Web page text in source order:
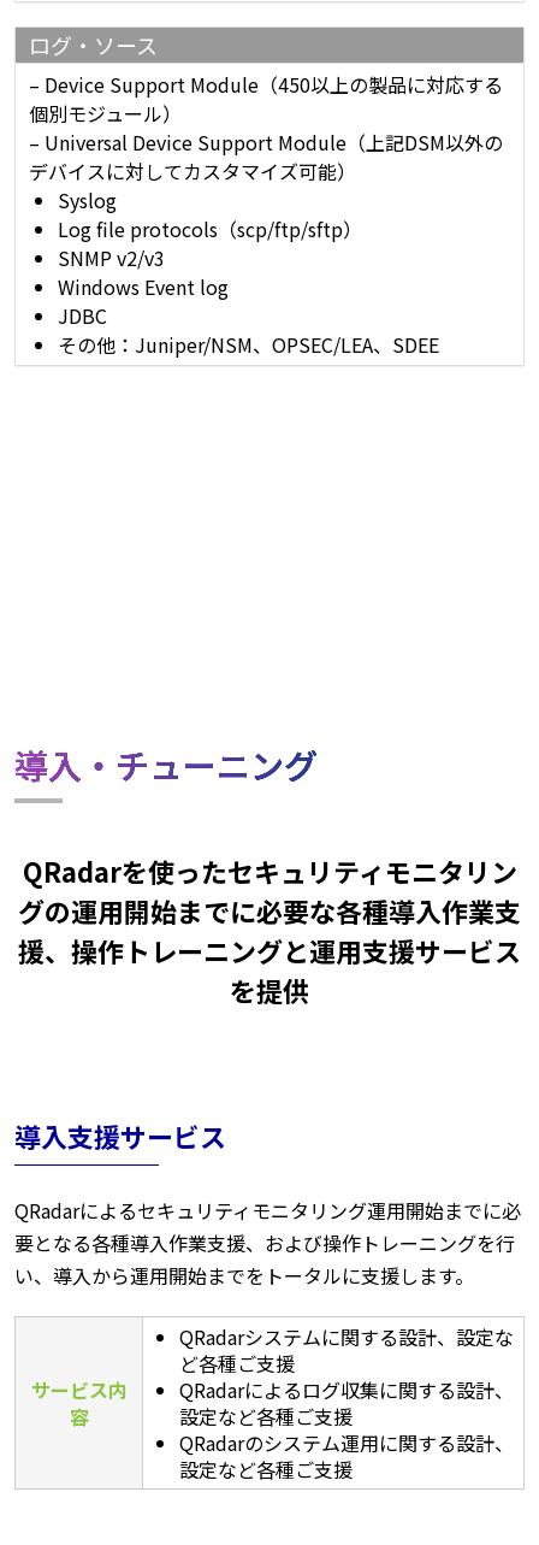
ログ・ソース
– Device Support Module（450以上の製品に対応する
個別モジュール）
– Universal Device Support Module（上記DSM以外の
デバイスに対してカスタマイズ可能）
Syslog
Log file protocols（scp/ftp/sftp）
SNMP v2/v3
Windows Event log
JDBC
その他：Juniper/NSM、OPSEC/LEA、SDEE
導入・チューニング
QRadarを使ったセキュリティモニタリン
グの運用開始までに必要な各種導入作業支
援、操作トレーニングと運用支援サービス
を提供
導入支援サービス
QRadarによるセキュリティモニタリング運用開始までに必
要となる各種導入作業支援、および操作トレーニングを行
い、導入から運用開始までをトータルに支援します。
サービス内
容
QRadarシステムに関する設計、設定な
ど各種ご支援
QRadarによるログ収集に関する設計、
設定など各種ご支援
QRadarのシステム運用に関する設計、
設定など各種ご支援